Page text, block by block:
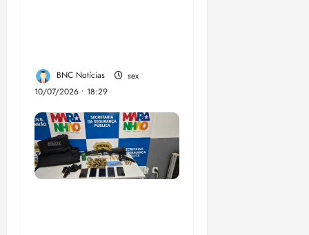
BNC Notícias
sex
10/07/2026 • 18:29